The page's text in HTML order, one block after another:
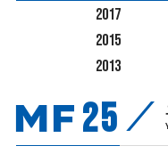
2017
2015
2013
MF25